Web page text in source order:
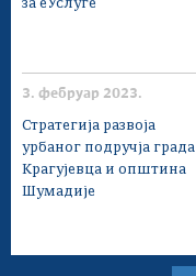
за еУслуге
3. фебруар 2023.
Стратегија развоја
урбаног подручја града
Крагујевца и општина
Шумадије